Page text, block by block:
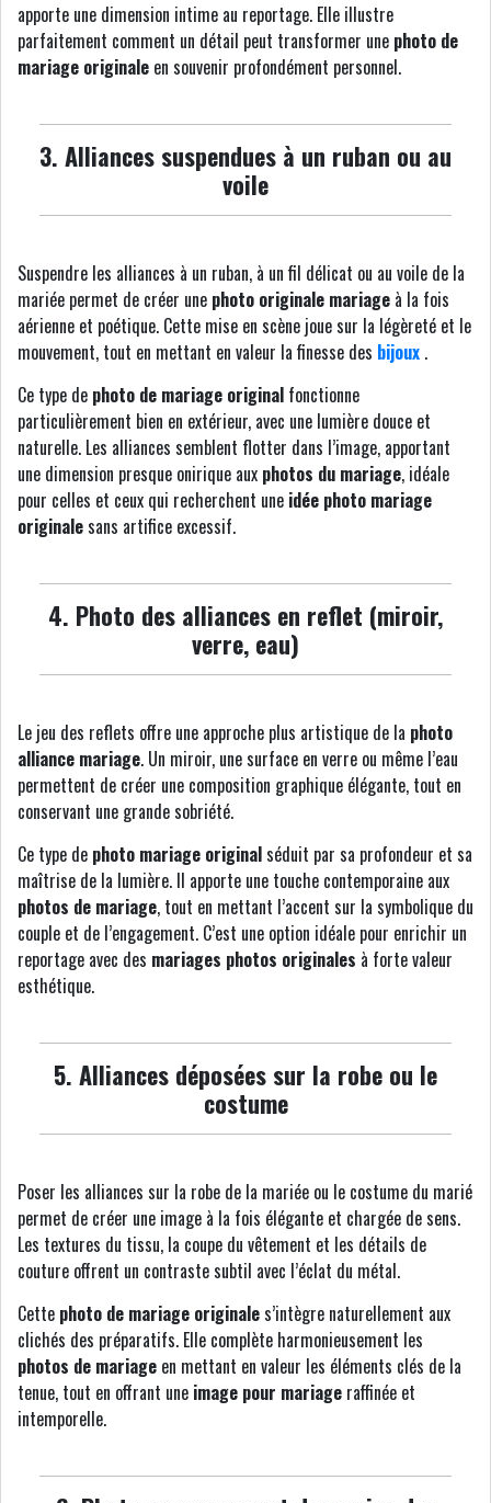
apporte une dimension intime au reportage. Elle illustre
parfaitement comment un détail peut transformer une photo de
mariage originale en souvenir profondément personnel.
3. Alliances suspendues à un ruban ou au
voile
Suspendre les alliances à un ruban, à un fil délicat ou au voile de la
mariée permet de créer une photo originale mariage à la fois
aérienne et poétique. Cette mise en scène joue sur la légèreté et le
mouvement, tout en mettant en valeur la finesse des bijoux .
Ce type de photo de mariage original fonctionne
particulièrement bien en extérieur, avec une lumière douce et
naturelle. Les alliances semblent flotter dans l’image, apportant
une dimension presque onirique aux photos du mariage, idéale
pour celles et ceux qui recherchent une idée photo mariage
originalesans artifice excessif.
4. Photo des alliances en reflet (miroir,
verre, eau)
Le jeu des reflets offre une approche plus artistique de la photo
alliance mariage. Un miroir, une surface en verre ou même l’eau
permettent de créer une composition graphique élégante, tout en
conservant une grande sobriété.
Ce type de photo mariage originalséduit par sa profondeur et sa
maîtrise de la lumière. Il apporte une touche contemporaine aux
photos de mariage, tout en mettant l’accent sur la symbolique du
couple et de l’engagement. C’est une option idéale pour enrichir un
reportage avec des mariages photos originales à forte valeur
esthétique.
5. Alliances déposées sur la robe ou le
costume
Poser les alliances sur la robe de la mariée ou le costume du marié
permet de créer une image à la fois élégante et chargée de sens.
Les textures du tissu, la coupe du vêtement et les détails de
couture offrent un contraste subtil avec l’éclat du métal.
Cette photo de mariage originales’intègre naturellement aux
clichés des préparatifs. Elle complète harmonieusement les
photos de mariage en mettant en valeur les éléments clés de la
tenue, tout en offrant une image pour mariage raffinée et
intemporelle.